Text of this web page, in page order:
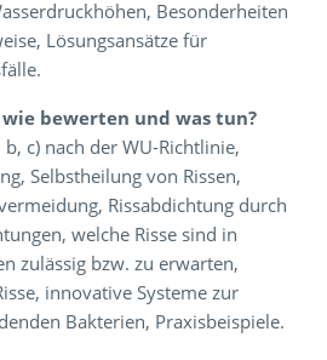
Besonderheiten
Lösungsansätze für
wie bewerten und was tun?
c) nach der WU-Richtlinie,
Selbstheilung von Rissen,
Rissabdichtung durch
welche Risse sind in
zulässig bzw. zu erwarten,
innovative Systeme zur
Bakterien, Praxisbeispiele.